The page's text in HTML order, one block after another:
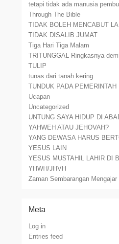
tetapi tidak ada manusia
Through The Bible
TIDAK BOLEH MENCABUT
TIDAK DISALIB JUMAT
Tiga Hari Tiga Malam
TRITUNGGAL Ringkasnya
TULIP
tunas dari tanah kering
TUNDUK PADA PEMERINTAH
Ucapan
Uncategorized
UNTUNG SAYA HIDUP DI
YAHWEH ATAU JEHOVAH?
YANG DEWASA HARUS
YESUS LAIN
YESUS MUSTAHIL LAHIR DI
YHWH/JHVH
Zaman Sembarangan Mengajar
Meta
Log in
Entries feed